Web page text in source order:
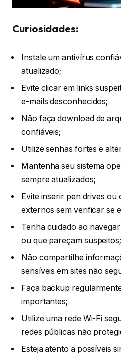
Curiosidades:
Instale um antivírus
atualizado;
Evite clicar em links
e-mails desconhecidos;
Não faça download de
confiáveis;
Utilize senhas fortes e
Mantenha seu sistema
sempre atualizados;
Evite inserir pen drives ou
externos sem verificar se
Tenha cuidado ao
ou que pareçam suspeitos;
Não compartilhe
sensíveis em sites não
Faça backup
importantes;
Utilize uma rede Wi-Fi
redes públicas não
Esteja atento a possíveis